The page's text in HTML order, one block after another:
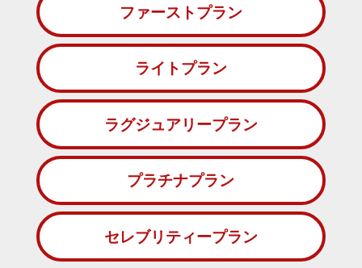
ファーストプラン
ライトプラン
ラグジュアリープラン
プラチナプラン
セレブリティープラン